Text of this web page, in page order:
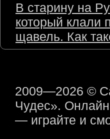
В старину на
который клали
щавель. Как
2009—2026 ©
Чудес».
— играйте и